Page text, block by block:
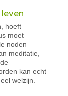
hoeft
moet
noden
meditatie,
kan echt
welzijn.